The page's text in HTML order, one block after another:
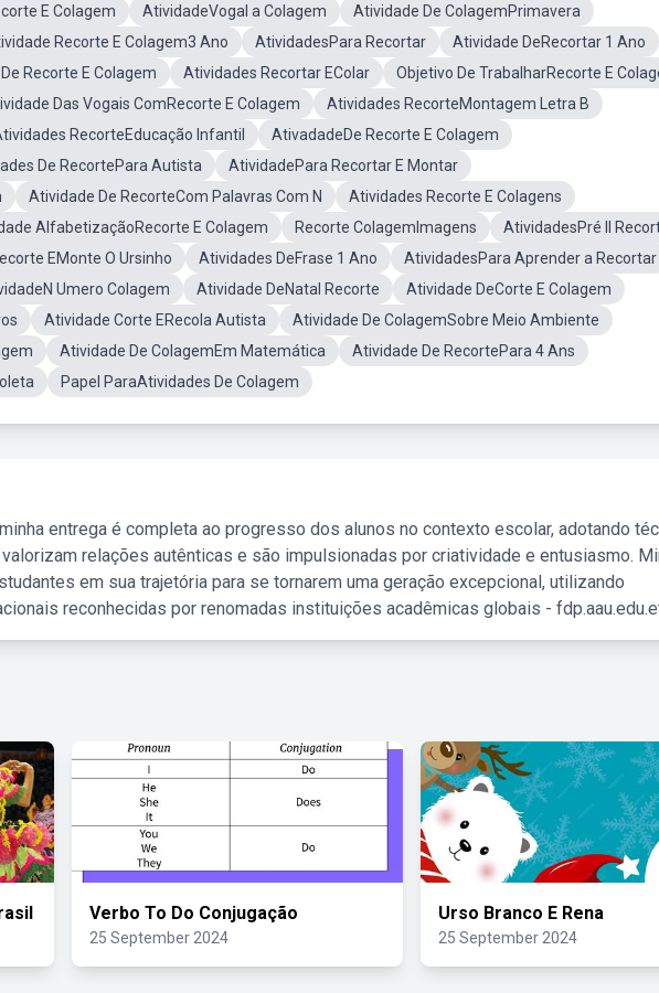
E Colagem AtividadeVogal a Colagem
Atividade De ColagemPrimavera
Recorte E Colagem3 Ano AtividadesPara Recortar
Atividade DeRecortar 1 Ano
Recorte E Colagem Atividades Recortar EColar
Objetivo De TrabalharRecorte E
Das Vogais ComRecorte E Colagem
Atividades RecorteMontagem Letra B
RecorteEducação Infantil
AtivadadeDe Recorte E Colagem
De RecortePara Autista
AtividadePara Recortar E Montar
Atividade De RecorteCom Palavras Com N
Atividades Recorte E Colagens
AlfabetizaçãoRecorte E Colagem Recorte ColagemImagens
AtividadesPré II
EMonte O Ursinho Atividades DeFrase 1 Ano
AtividadesPara Aprender a Recortar
Umero Colagem Atividade DeNatal Recorte
Atividade DeCorte E Colagem
Atividade Corte ERecola Autista
Atividade De ColagemSobre Meio Ambiente
Atividade De ColagemEm Matemática
Atividade De RecortePara 4 Ans
Papel ParaAtividades De Colagem
entrega é completa ao progresso dos alunos no contexto escolar, adotando
relações autênticas e são impulsionadas por criatividade e entusiasmo.
em sua trajetória para se tornarem uma geração excepcional, utilizando
reconhecidas por renomadas instituições acadêmicas globais -
Verbo To Do Conjugação
25 September 2024
Urso Branco E Rena
25 September 2024